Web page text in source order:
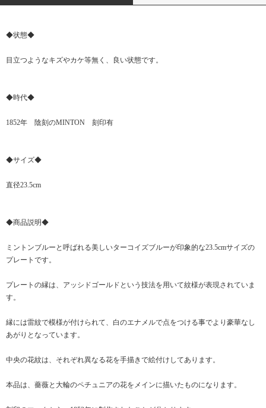
◆状態◆
目立つようなキズやカケ等無く、良い状態です。
◆時代◆
1852年 陰刻のMINTON 刻印有
◆サイズ◆
直径23.5cm
◆商品説明◆
ミントンブルーと呼ばれる美しいターコイズブルーが印象的な23.5cmサイズの
プレートです。
プレートの縁は、アッシドゴールドという技法を用いて紋様が表現されていま
す。
縁には雷紋で模様が付けられて、白のエナメルで点をつける事でより豪華なし
あがりとなっています。
中央の花紋は、それぞれ異なる花を手描きで絵付けしてあります。
本品は、薔薇と大輪のペチュニアの花をメインに描いたものになります。